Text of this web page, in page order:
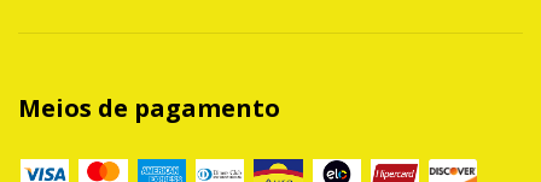
Meios de pagamento